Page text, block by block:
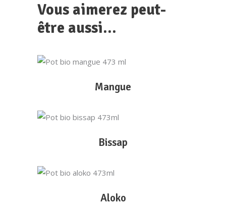
Vous aimerez peut-
être aussi…
Mangue
Bissap
Aloko